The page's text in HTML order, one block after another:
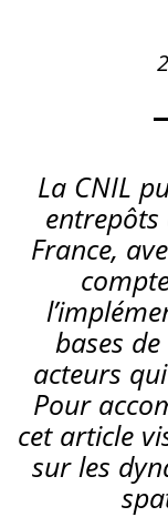
La CNIL
entrepôts
France,
bases
acteurs
Pour
cet article
sur les